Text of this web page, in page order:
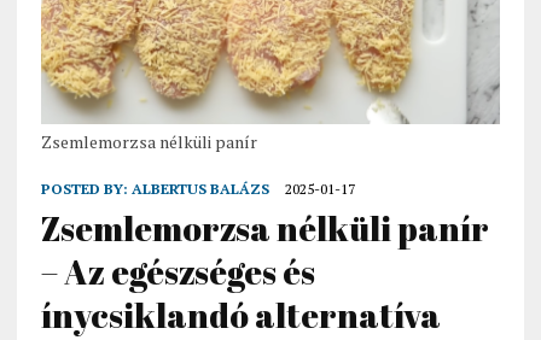
Zsemlemorzsa nélküli panír
POSTED BY: ALBERTUS BALÁZS 2025-01-17
Zsemlemorzsa nélküli panír
– Az egészséges és
ínycsiklandó alternatíva